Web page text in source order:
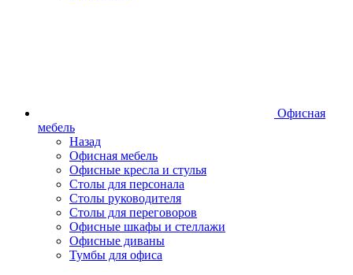
Офисная
мебель
Назад
Офисная мебель
Офисные кресла и стулья
Столы для персонала
Столы руководителя
Столы для переговоров
Офисные шкафы и стеллажи
Офисные диваны
Тумбы для офиса